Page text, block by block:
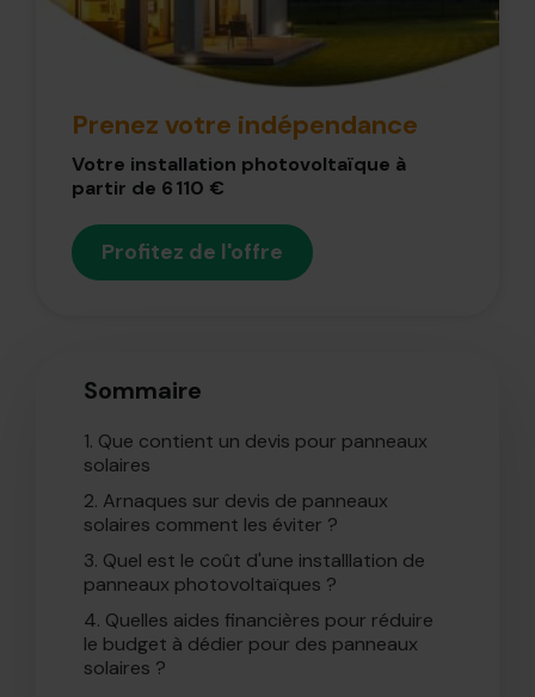
Prenez votre indépendance
Votre installation photovoltaïque à
partir de 6 110 €
Profitez de l'offre
Sommaire
1. Que contient un devis pour panneaux
solaires
2. Arnaques sur devis de panneaux
solaires comment les éviter ?
3. Quel est le coût d'une installlation de
panneaux photovoltaïques ?
4. Quelles aides financières pour réduire
le budget à dédier pour des panneaux
solaires ?